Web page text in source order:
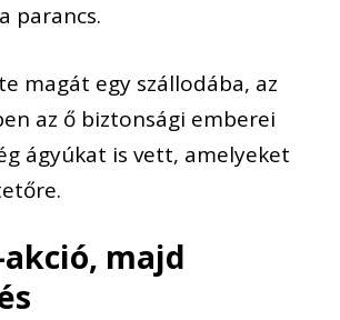
parancs.
magát egy szállodába, az
az ő biztonsági emberei
ágyúkat is vett, amelyeket
majd